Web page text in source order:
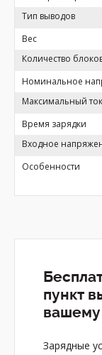
Тип выводов
Вес
Количество
Номинальное
Максимальный
Время зарядки
Входное
Особенности
пункт
Зарядные